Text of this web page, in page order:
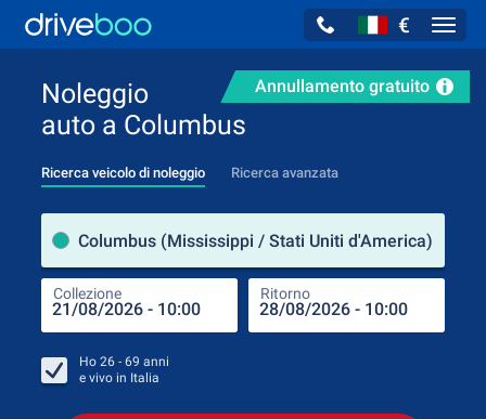
€
Annullamento gratuito
Noleggio
auto a Columbus
Ricerca veicolo di noleggio Ricerca avanzata
Columbus (Mississippi / Stati Uniti d'America)
Collezione Ritorno
Ho 26 - 69 anni
e vivo in Italia